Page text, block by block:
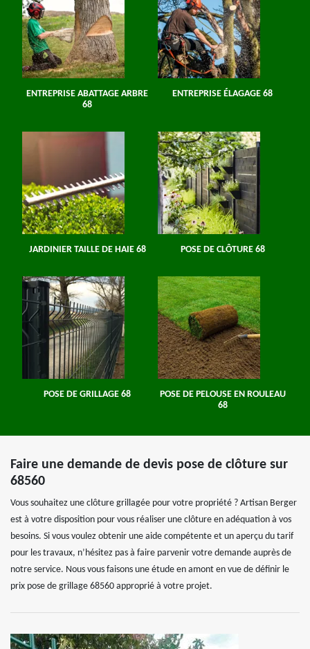
ENTREPRISE ABATTAGE ARBRE
68
ENTREPRISE ÉLAGAGE 68
JARDINIER TAILLE DE HAIE 68 POSE DE CLÔTURE 68
POSE DE GRILLAGE 68
POSE DE PELOUSE EN ROULEAU
68
Faire une demande de devis pose de clôture sur
68560
Vous souhaitez une clôture grillagée pour votre propriété ? Artisan Berger
est à votre disposition pour vous réaliser une clôture en adéquation à vos
besoins. Si vous voulez obtenir une aide compétente et un aperçu du tarif
pour les travaux, n’hésitez pas à faire parvenir votre demande auprès de
notre service. Nous vous faisons une étude en amont en vue de définir le
prix pose de grillage 68560 approprié à votre projet.